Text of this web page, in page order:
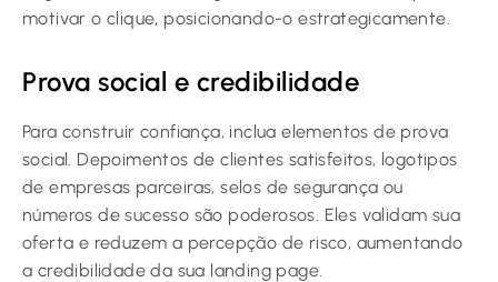
motivar o clique, posicionando-o estrategicamente.
Prova social e credibilidade
Para construir confiança, inclua elementos de prova
social. Depoimentos de clientes satisfeitos, logotipos
de empresas parceiras, selos de segurança ou
números de sucesso são poderosos. Eles validam sua
oferta e reduzem a percepção de risco, aumentando
a credibilidade da sua landing page.